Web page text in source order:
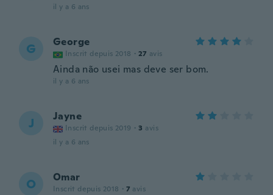
il y a 6 ans
G George
Inscrit depuis 2018 · 27 avis
Ainda não usei mas deve ser bom.
il y a 6 ans
J Jayne
Inscrit depuis 2019 · 3 avis
il y a 6 ans
O Omar
Inscrit depuis 2018 · 7 avis